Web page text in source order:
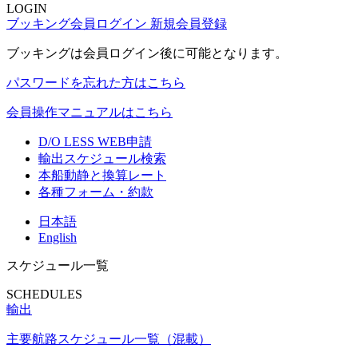
LOGIN
ブッキング会員ログイン 新規会員登録
ブッキングは会員ログイン後に可能となります。
パスワードを忘れた方はこちら
会員操作マニュアルはこちら
D/O LESS WEB申請
輸出スケジュール検索
本船動静と換算レート
各種フォーム・約款
日本語
English
スケジュール一覧
SCHEDULES
輸出
主要航路スケジュール一覧（混載）